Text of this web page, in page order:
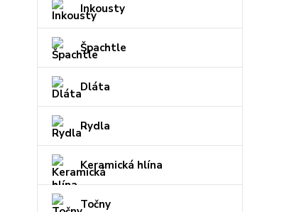
Inkousty
Špachtle
Dláta
Rydla
Keramická hlína
Točny